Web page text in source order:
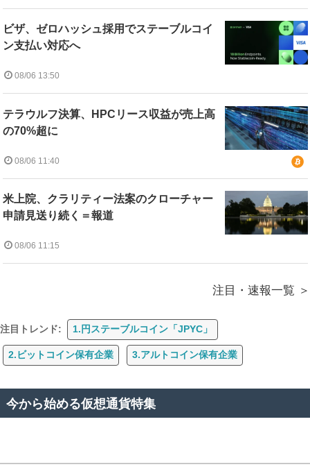
ビザ、ゼロハッシュ採用でステーブルコイ
ン支払い対応へ
08/06 13:50
テラウルフ決算、HPCリース収益が売上高
の70%超に
08/06 11:40
米上院、クラリティー法案のクローチャー
申請見送り続く＝報道
08/06 11:15
注目・速報一覧
注目トレンド: 1.円ステーブルコイン「JPYC」
2.ビットコイン保有企業 3.アルトコイン保有企業
今から始める仮想通貨特集